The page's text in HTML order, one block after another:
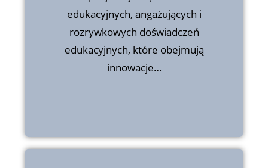
edukacyjnych, angażujących i
rozrywkowych doświadczeń
edukacyjnych, które obejmują
innowacje…
edukacyjnych, które obejmują
innowacje…